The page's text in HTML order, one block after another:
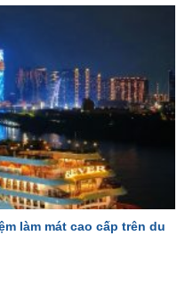
làm mát cao cấp trên du